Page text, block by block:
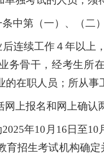
条中第（一）、（二
后连续工作４年以
务骨干，经考生所
在职人员；所从事
网上报名和网上确认
2025年10月16日至10
育招生考试机构确